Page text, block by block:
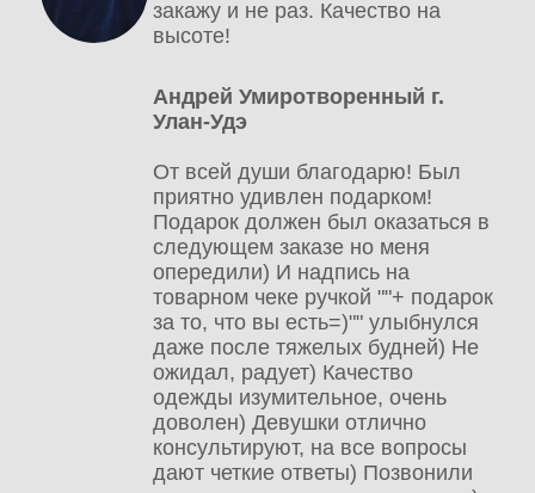
закажу и не раз. Качество на
высоте!
Андрей Умиротворенный г.
Улан-Удэ
От всей души благодарю! Был
приятно удивлен подарком!
Подарок должен был оказаться в
следующем заказе но меня
опередили) И надпись на
товарном чеке ручкой ""+ подарок
за то, что вы есть=)"" улыбнулся
даже после тяжелых будней) Не
ожидал, радует) Качество
одежды изумительное, очень
доволен) Девушки отлично
консультируют, на все вопросы
дают четкие ответы) Позвонили